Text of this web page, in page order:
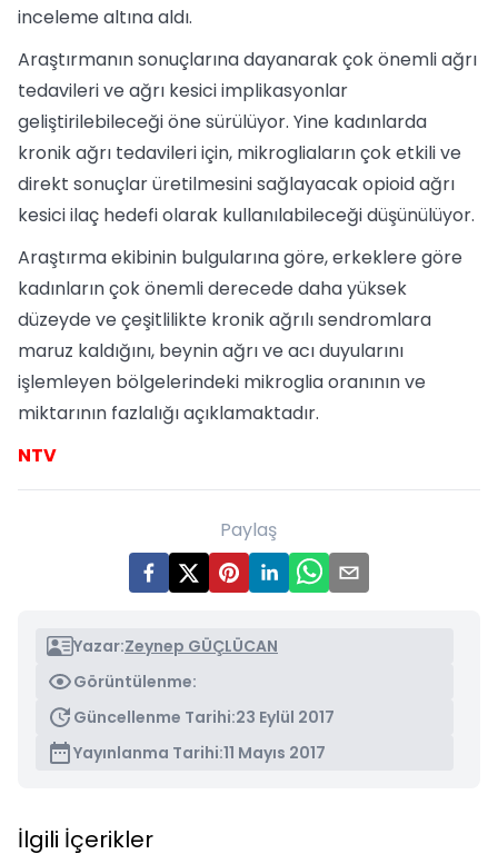
inceleme altına aldı.
Araştırmanın sonuçlarına dayanarak çok önemli ağrı
tedavileri ve ağrı kesici implikasyonlar
geliştirilebileceği öne sürülüyor. Yine kadınlarda
kronik ağrı tedavileri için, mikrogliaların çok etkili ve
direkt sonuçlar üretilmesini sağlayacak opioid ağrı
kesici ilaç hedefi olarak kullanılabileceği düşünülüyor.
Araştırma ekibinin bulgularına göre, erkeklere göre
kadınların çok önemli derecede daha yüksek
düzeyde ve çeşitlilikte kronik ağrılı sendromlara
maruz kaldığını, beynin ağrı ve acı duyularını
işlemleyen bölgelerindeki mikroglia oranının ve
miktarının fazlalığı açıklamaktadır.
NTV
Paylaş
Yazar:Zeynep GÜÇLÜCAN
Görüntülenme:
Güncellenme Tarihi:23 Eylül 2017
Yayınlanma Tarihi:11 Mayıs 2017
İlgili İçerikler